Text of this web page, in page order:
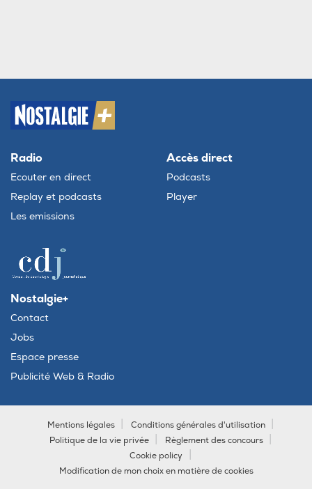
Radio
Ecouter en direct
Replay et podcasts
Les emissions
Accès direct
Podcasts
Player
Nostalgie+
Contact
Jobs
Espace presse
Publicité Web & Radio
Mentions légales
Conditions générales d'utilisation
Politique de la vie privée
Règlement des concours
Cookie policy
Modification de mon choix en matière de cookies